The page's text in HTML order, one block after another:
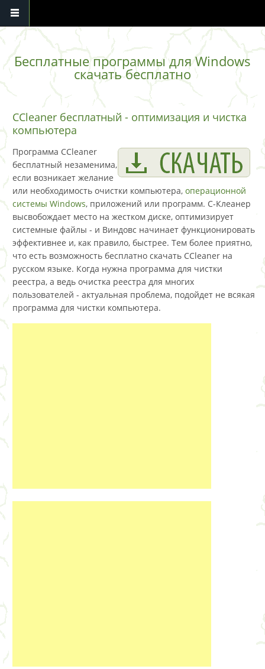
Перейти к основному содержанию
Бесплатные программы для Windows
скачать бесплатно
CCleaner бесплатный - оптимизация и чистка
компьютера
Программа CCleaner
бесплатный незаменима,
если возникает желание
или необходимость очистки компьютера, операционной
системы Windows, приложений или программ. С-Клеанер
высвобождает место на жестком диске, оптимизирует
системные файлы - и Виндовс начинает функционировать
эффективнее и, как правило, быстрее. Тем более приятно,
что есть возможность бесплатно скачать CCleaner на
русском языке. Когда нужна программа для чистки
реестра, а ведь очистка реестра для многих
пользователей - актуальная проблема, подойдет не всякая
программа для чистки компьютера.